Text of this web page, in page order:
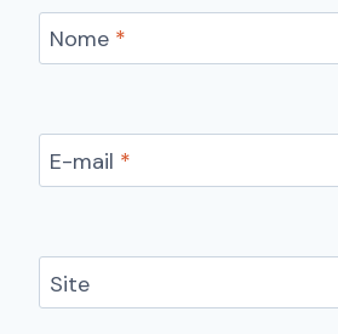
Nome *
E-mail *
Site